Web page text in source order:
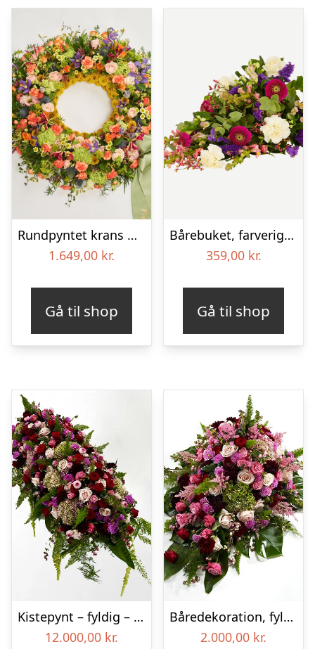
Rundpyntet krans med bånd – Et farverigt farvel
1.649,00 kr.
Gå til shop
Bårebuket, farverig (Floristens kreative valg)
359,00 kr.
Gå til shop
Kistepynt – fyldig – Blomster til begravelse
12.000,00 kr.
Båredekoration, fyldig – Blomster til begravelse
2.000,00 kr.